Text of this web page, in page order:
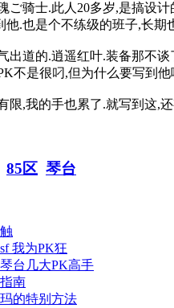
骑士.此人20多岁,是搞设计
他.也是个不练级的班子,长
道的.逍遥红叶.装备那不谈
不是很叼,但为什么要写到
,我的手也累了.就写到这,还
85区 琴台
我为PK狂
台几大PK高手
南
的特别方法